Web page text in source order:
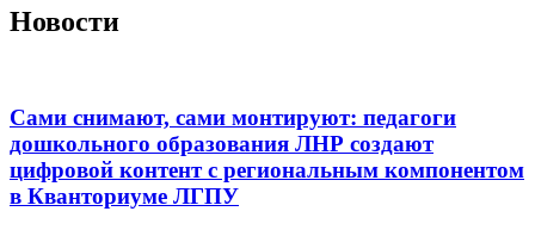
Новости
Сами снимают, сами монтируют: педагоги
дошкольного образования ЛНР создают
цифровой контент с региональным компонентом
в Кванториуме ЛГПУ​